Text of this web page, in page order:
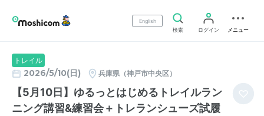
English
検索
ログイン メニュー
トレイル
2026/5/10(日) 兵庫県（神戸市中央区）
【5月10日】ゆるっとはじめるトレイルラン
ニング講習&練習会＋トレランシューズ試履